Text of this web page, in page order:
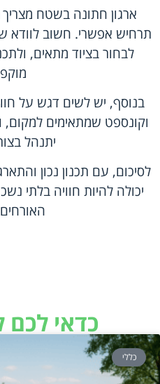
ארגון חתונה בשטח
תרחיש אפשרי. חשוב לוודא
לבחור בציוד מתאים,
בנוסף, יש לשים דגש על
וקונספט שמתאימים
יתנהל
לסיכום, עם תכנון נכון
יכולה להיות חוויה בלתי
כדאי לכם
כללי